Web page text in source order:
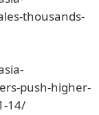
thousands-
push-higher-
14/